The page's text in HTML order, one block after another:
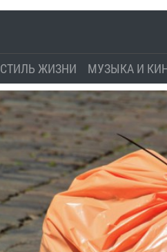
СТИЛЬ ЖИЗНИ МУЗЫКА И